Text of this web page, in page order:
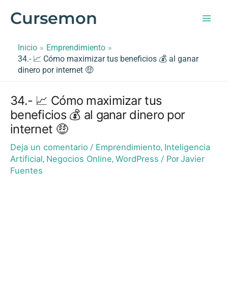
Cursemon
Inicio
Emprendimiento
34.- 📈 Cómo maximizar tus beneficios 💰 al ganar
dinero por internet 🤑
34.- 📈 Cómo maximizar tus
beneficios 💰 al ganar dinero por
internet 🤑
Deja un comentario / Emprendimiento, Inteligencia
Artificial, Negocios Online, WordPress / PorJavier
Fuentes